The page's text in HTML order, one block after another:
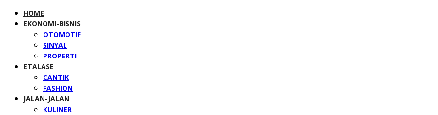
HOME
EKONOMI-BISNIS
OTOMOTIF
SINYAL
PROPERTI
ETALASE
CANTIK
FASHION
JALAN-JALAN
KULINER